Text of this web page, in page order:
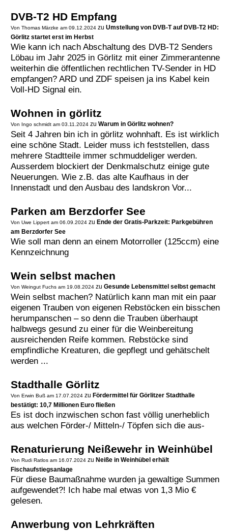
DVB-T2 HD Empfang
Von Thomas Märzke am 09.12.2024zu Umstellung von DVB-T auf DVB-T2 HD:
Görlitz startet erst im Herbst
Wie kann ich nach Abschaltung des DVB-T2 Senders
Löbau im Jahr 2025 in Görlitz mit einer Zimmerantenne
weiterhin die öffentlichen rechtlichen TV-Sender in HD
empfangen? ARD und ZDF speisen ja ins Kabel kein
Voll-HD Signal ein.
Wohnen in görlitz
Von Ingo schmidt am 03.11.2024zu Warum in Görlitz wohnen?
Seit 4 Jahren bin ich in görlitz wohnhaft. Es ist wirklich
eine schöne Stadt. Leider muss ich feststellen, dass
mehrere Stadtteile immer schmuddeliger werden.
Ausserdem blockiert der Denkmalschutz einige gute
Neuerungen. Wie z.B. das alte Kaufhaus in der
Innenstadt und den Ausbau des landskron Vor...
Parken am Berzdorfer See
Von Uwe Lippert am 06.09.2024zu Ende der Gratis-Parkzeit: Parkgebühren
am Berzdorfer See
Wie soll man denn an einem Motorroller (125ccm) eine
Kennzeichnung
Wein selbst machen
Von Weingut Fuchs am 19.08.2024zu Gesunde Lebensmittel selbst gemacht
Wein selbst machen? Natürlich kann man mit ein paar
eigenen Trauben von eigenen Rebstöcken ein bisschen
herumpanschen – so denn die Trauben überhaupt
halbwegs gesund zu einer für die Weinbereitung
ausreichenden Reife kommen. Rebstöcke sind
empfindliche Kreaturen, die gepflegt und gehätschelt
werden ...
Stadthalle Görlitz
Von Erwin Buß am 17.07.2024zu Fördermittel für Görlitzer Stadthalle
bestätigt: 10,7 Millionen Euro fließen
Es ist doch inzwischen schon fast völlig unerheblich
aus welchen Förder-/ Mitteln-/ Töpfen sich die aus-
Renaturierung Neißewehr in Weinhübel
Von Rudi Ratlos am 16.07.2024zu Neiße in Weinhübel erhält
Fischaufstiegsanlage
Für diese Baumaßnahme wurden ja gewaltige Summen
aufgewendet?! Ich habe mal etwas von 1,3 Mio €
gelesen.
Anwerbung von Lehrkräften